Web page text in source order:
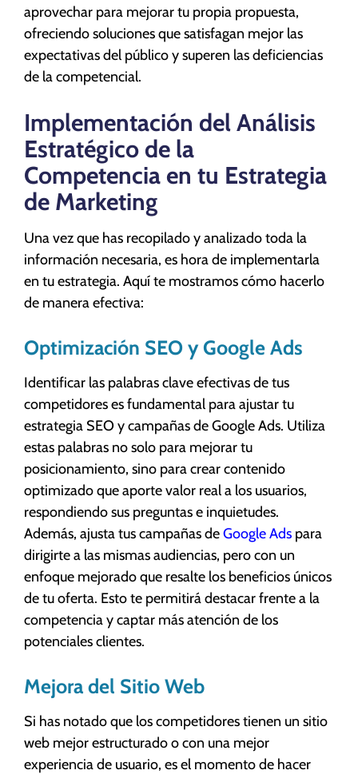
aprovechar para mejorar tu propia propuesta,
ofreciendo soluciones que satisfagan mejor las
expectativas del público y superen las deficiencias
de la competencial.
Implementación del Análisis
Estratégico de la
Competencia en tu Estrategia
de Marketing
Una vez que has recopilado y analizado toda la
información necesaria, es hora de implementarla
en tu estrategia. Aquí te mostramos cómo hacerlo
de manera efectiva:
Optimización SEO y Google Ads
Identificar las palabras clave efectivas de tus
competidores es fundamental para ajustar tu
estrategia SEO y campañas de Google Ads. Utiliza
estas palabras no solo para mejorar tu
posicionamiento, sino para crear contenido
optimizado que aporte valor real a los usuarios,
respondiendo sus preguntas e inquietudes.
Además, ajusta tus campañas deGoogle Ads para
dirigirte a las mismas audiencias, pero con un
enfoque mejorado que resalte los beneficios únicos
de tu oferta. Esto te permitirá destacar frente a la
competencia y captar más atención de los
potenciales clientes.
Mejora del Sitio Web
Si has notado que los competidores tienen un sitio
web mejor estructurado o con una mejor
experiencia de usuario, es el momento de hacer